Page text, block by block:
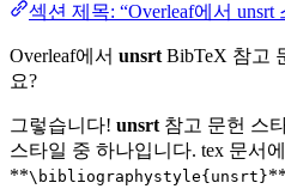
섹션 제목: “Overleaf에서 unsrt
Overleaf에서 unsrtBibTeX 참고
요?
그렇습니다! unsrt참고 문헌 스
스타일 중 하나입니다. tex 문서
**\bibliographystyle{unsrt}